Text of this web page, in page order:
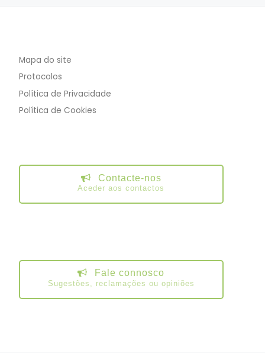
Mapa do site
Protocolos
Política de Privacidade
Política de Cookies
Contacte-nos
Aceder aos contactos
Fale connosco
Sugestões, reclamações ou opiniões